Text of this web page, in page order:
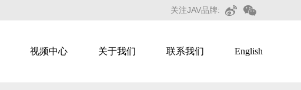
关注JAV品牌:
视频中心 关于我们 联系我们 English